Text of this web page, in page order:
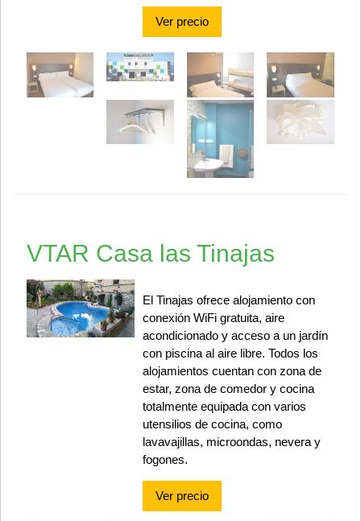
Ver precio
VTAR Casa las Tinajas
El Tinajas ofrece alojamiento con
conexión WiFi gratuita, aire
acondicionado y acceso a un jardín
con piscina al aire libre. Todos los
alojamientos cuentan con zona de
estar, zona de comedor y cocina
totalmente equipada con varios
utensilios de cocina, como
lavavajillas, microondas, nevera y
fogones.
Ver precio